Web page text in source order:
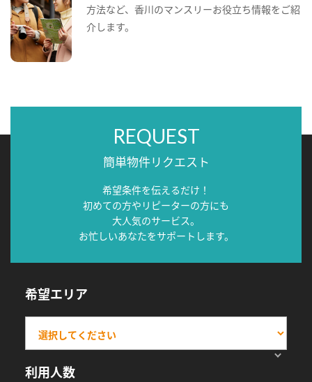
方法など、香川のマンスリーお役立ち情報をご紹
介します。
REQUEST
簡単物件リクエスト
希望条件を伝えるだけ！
初めての方やリピーターの方にも
大人気のサービス。
お忙しいあなたをサポートします。
希望エリア
利用人数